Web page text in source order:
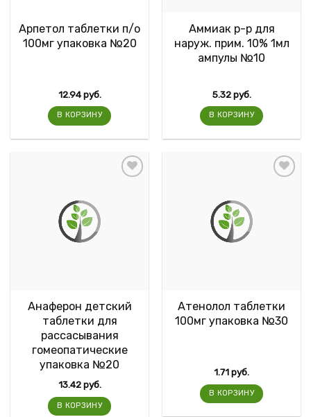
Арпетол таблетки п/о
100мг упаковка №20
12.94руб.
В КОРЗИНУ
Аммиак р-р для
наруж. прим. 10% 1мл
ампулы №10
5.32руб.
В КОРЗИНУ
Анаферон детский
таблетки для
рассасывания
гомеопатические
упаковка №20
13.42руб.
В КОРЗИНУ
Атенолол таблетки
100мг упаковка №30
1.71руб.
В КОРЗИНУ